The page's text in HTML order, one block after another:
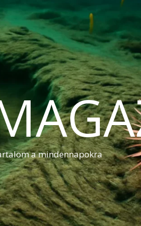
a mindennapokra